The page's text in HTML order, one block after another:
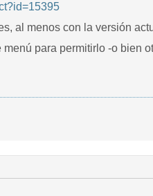
al menos con la versión
para permitirlo -o bien